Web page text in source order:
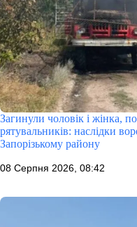
Загинули чоловік і жінка,
рятувальників: наслідки
Запорізькому району
08 Серпня 2026, 08:42